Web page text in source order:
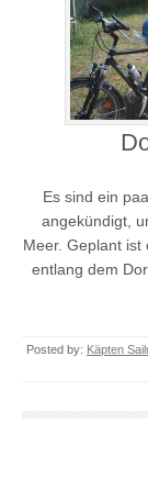
Es sind ein
angekündigt,
Meer. Geplant ist
entlang dem
Posted by: Käpten